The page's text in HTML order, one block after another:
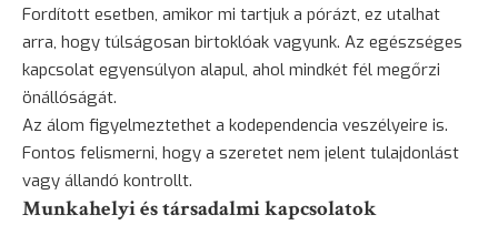
Fordított esetben, amikor mi tartjuk a pórázt, ez utalhat
arra, hogy túlságosan birtoklóak vagyunk. Az egészséges
kapcsolat egyensúlyon alapul, ahol mindkét fél megőrzi
önállóságát.
Az álom figyelmeztethet a kodependencia veszélyeire is.
Fontos felismerni, hogy a szeretet nem jelent tulajdonlást
vagy állandó kontrollt.
Munkahelyi és társadalmi kapcsolatok